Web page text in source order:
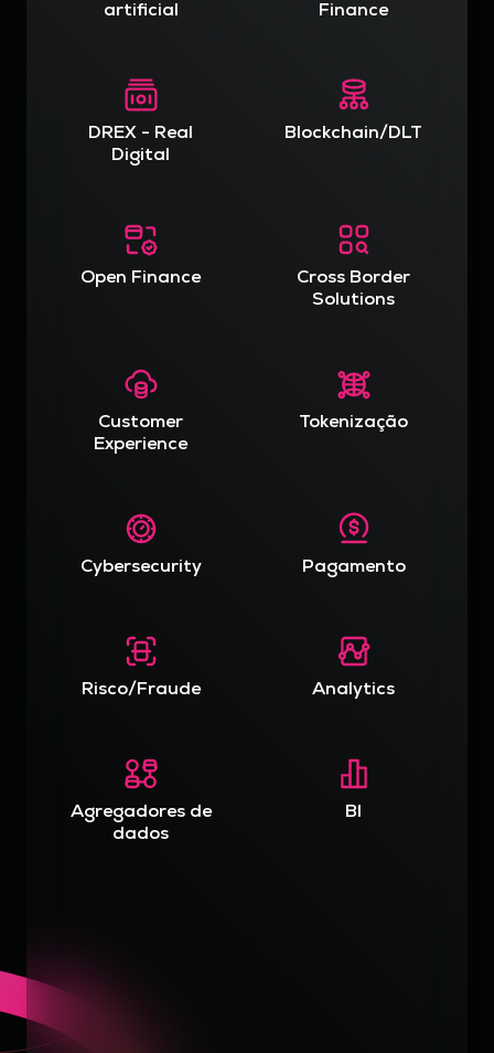
artificial
Finance
DREX - Real
Digital
Blockchain/DLT
Open Finance
Cross Border
Solutions
Customer
Experience
Tokenização
Cybersecurity Pagamento
Risco/Fraude Analytics
Agregadores de
dados
BI